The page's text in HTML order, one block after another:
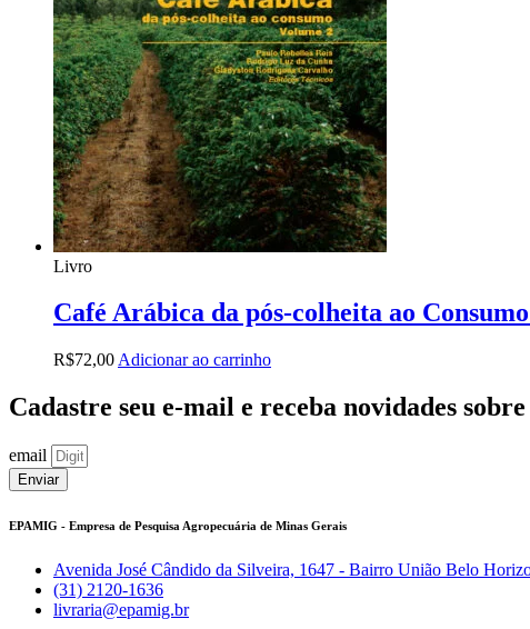
Livro
Café Arábica da pós-colheita ao
R$72,00 Adicionar ao carrinho
Cadastre seu e-mail e receba novidades sobre
email
Enviar
EPAMIG - Empresa de Pesquisa Agropecuária de Minas Gerais
Avenida José Cândido da Silveira, 1647 - Bairro União Belo
(31) 2120-1636
livraria@epamig.br